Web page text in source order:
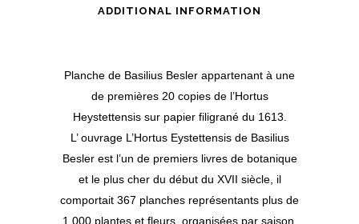
ADDITIONAL INFORMATION
Planche de Basilius Besler appartenant à une
de premières 20 copies de l’Hortus
Heystettensis sur papier filigrané du 1613.
L’ ouvrage L’Hortus Eystettensis de Basilius
Besler est l’un de premiers livres de botanique
et le plus cher du début du XVII siècle, il
comportait 367 planches représentants plus de
1 000 plantes et fleurs, organisées par saison.